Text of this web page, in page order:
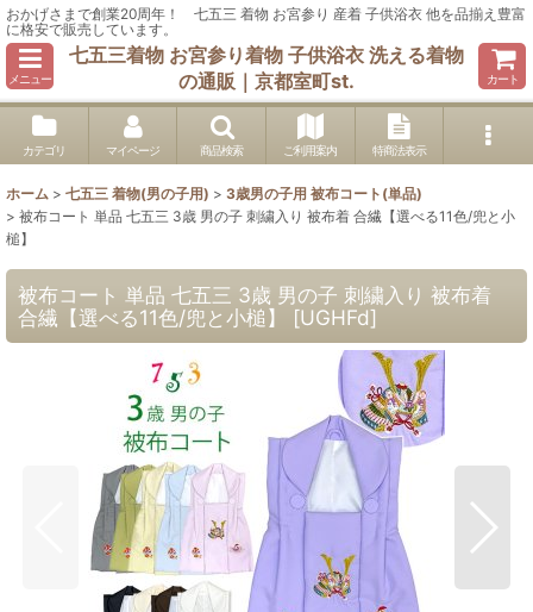
おかげさまで創業20周年！ 七五三 着物 お宮参り 産着 子供浴衣 他を品揃え豊富
に格安で販売しています。
メニュー
七五三着物 お宮参り着物 子供浴衣 洗える着物
の通販｜京都室町st.
カート
カテゴリ マイページ 商品検索 ご利用案内 特商法表示
ホーム > 七五三 着物(男の子用) > 3歳男の子用 被布コート(単品)
> 被布コート 単品 七五三 3歳 男の子 刺繍入り 被布着 合繊【選べる11色/兜と小
槌】
被布コート 単品 七五三 3歳 男の子 刺繍入り 被布着
合繊【選べる11色/兜と小槌】
[UGHFd]